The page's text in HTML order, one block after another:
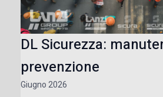
DL Sicurezza:
prevenzione
Giugno 2026